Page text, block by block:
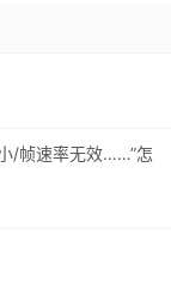
/帧速率无效……”怎